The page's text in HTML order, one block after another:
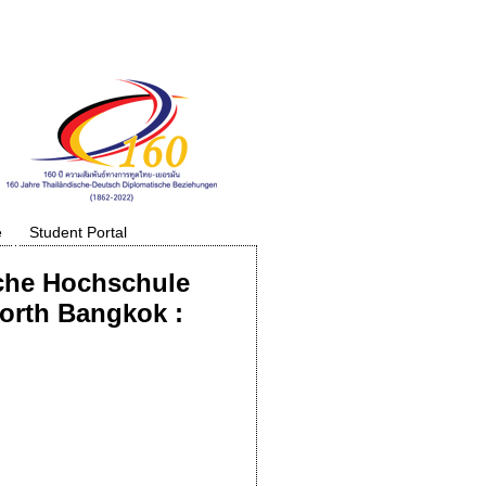
Student Portal
Hochschule
Bangkok :